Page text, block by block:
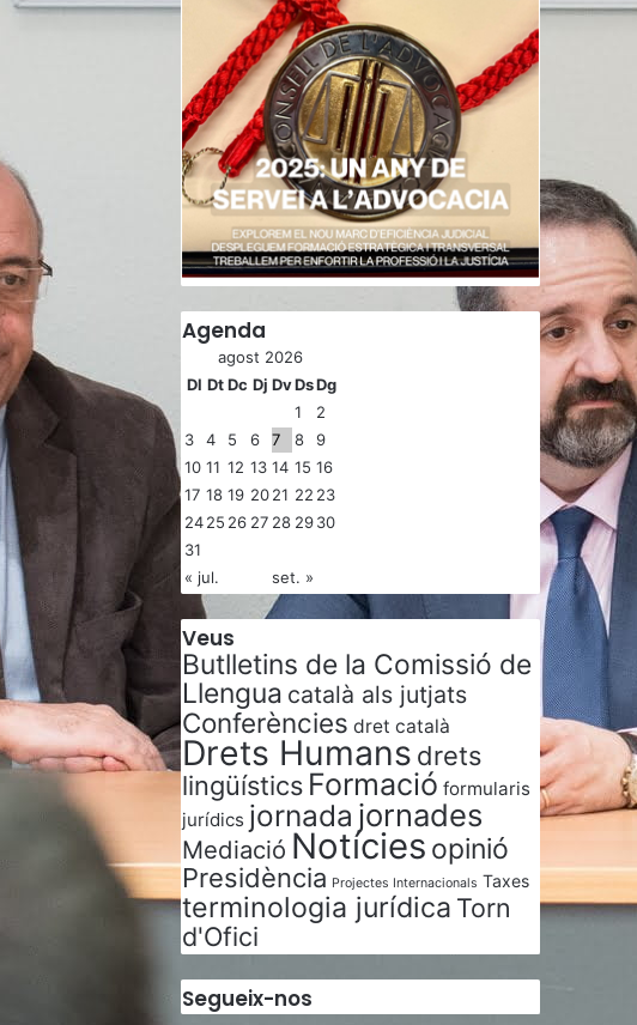
Agenda
agost 2026
Dl Dt Dc Dj DvDsDg
1
2
3
4 5 6 7 8
9
10 11 12 13 14 15 16
17 18 19 2021 22 23
2425 26 27 28 2930
31
« jul.
set. »
Veus
Butlletins de la Comissió de
Llengua català als jutjats
Conferències dret català
Drets Humans drets
lingüístics Formació formularis
jurídics jornada jornades
Mediació Notícies opinió
Presidència Projectes Internacionals Taxes
terminologia jurídica Torn
d'Ofici
Segueix-nos